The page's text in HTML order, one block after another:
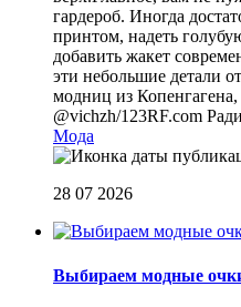
гардероб. Иногда
принтом, надеть
добавить жакет
эти небольшие детали
модниц из
@vichzh/123RF.com
Мода
28 07 2026
Выбираем модные